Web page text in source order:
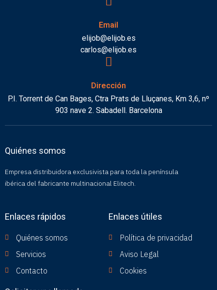
Email
elijob@elijob.es
carlos@elijob.es
Dirección
P.I. Torrent de Can Bages, Ctra Prats de Lluçanes, Km 3,6, nº
903 nave 2. Sabadell. Barcelona
Quiénes somos
Empresa distribuidora exclusivista para toda la península
ibérica del fabricante multinacional Elitech.
Enlaces rápidos
Quiénes somos
Servicios
Contacto
Enlaces útiles
Política de privacidad
Aviso Legal
Cookies